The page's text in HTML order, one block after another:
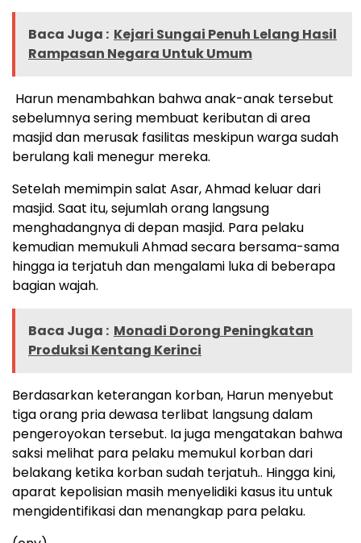
Baca Juga : Kejari Sungai Penuh Lelang Hasil
Rampasan Negara Untuk Umum
Harun menambahkan bahwa anak-anak tersebut
sebelumnya sering membuat keributan di area
masjid dan merusak fasilitas meskipun warga sudah
berulang kali menegur mereka.
Setelah memimpin salat Asar, Ahmad keluar dari
masjid. Saat itu, sejumlah orang langsung
menghadangnya di depan masjid. Para pelaku
kemudian memukuli Ahmad secara bersama-sama
hingga ia terjatuh dan mengalami luka di beberapa
bagian wajah.
Baca Juga : Monadi Dorong Peningkatan
Produksi Kentang Kerinci
Berdasarkan keterangan korban, Harun menyebut
tiga orang pria dewasa terlibat langsung dalam
pengeroyokan tersebut. Ia juga mengatakan bahwa
saksi melihat para pelaku memukul korban dari
belakang ketika korban sudah terjatuh.. Hingga kini,
aparat kepolisian masih menyelidiki kasus itu untuk
mengidentifikasi dan menangkap para pelaku.